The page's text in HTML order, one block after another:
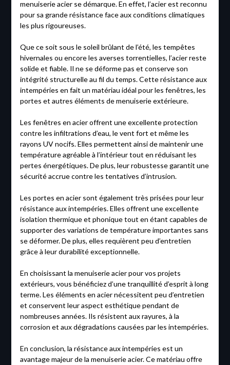
menuiserie acier se démarque. En effet, l’acier est reconnu
pour sa grande résistance face aux conditions climatiques
les plus rigoureuses.
Que ce soit sous le soleil brûlant de l’été, les tempêtes
hivernales ou encore les averses torrentielles, l’acier reste
solide et fiable. Il ne se déforme pas et conserve son
intégrité structurelle au fil du temps. Cette résistance aux
intempéries en fait un matériau idéal pour les fenêtres, les
portes et autres éléments de menuiserie extérieure.
Les fenêtres en acier offrent une excellente protection
contre les infiltrations d’eau, le vent fort et même les
rayons UV nocifs. Elles permettent ainsi de maintenir une
température agréable à l’intérieur tout en réduisant les
pertes énergétiques. De plus, leur robustesse garantit une
sécurité accrue contre les tentatives d’intrusion.
Les portes en acier sont également très prisées pour leur
résistance aux intempéries. Elles offrent une excellente
isolation thermique et phonique tout en étant capables de
supporter des variations de température importantes sans
se déformer. De plus, elles requièrent peu d’entretien
grâce à leur durabilité exceptionnelle.
En choisissant la menuiserie acier pour vos projets
extérieurs, vous bénéficiez d’une tranquillité d’esprit à long
terme. Les éléments en acier nécessitent peu d’entretien
et conservent leur aspect esthétique pendant de
nombreuses années. Ils résistent aux rayures, à la
corrosion et aux dégradations causées par les intempéries.
En conclusion, la résistance aux intempéries est un
avantage majeur de la menuiserie acier. Ce matériau offre